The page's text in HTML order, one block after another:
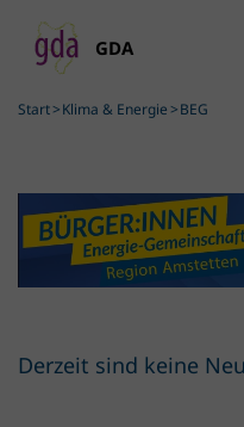
Skip to main
Start Klima & Energie BEG
Derzeit sind keine